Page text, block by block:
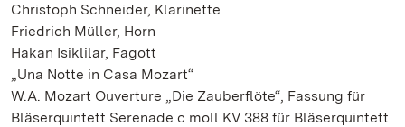
Christoph Schneider, Klarinette
Friedrich Müller, Horn
Hakan Isiklilar, Fagott
„Una Notte in Casa Mozart“
W.A. Mozart Ouverture „Die Zauberflöte“, Fassung für
Bläserquintett Serenade c moll KV 388 für Bläserquintett